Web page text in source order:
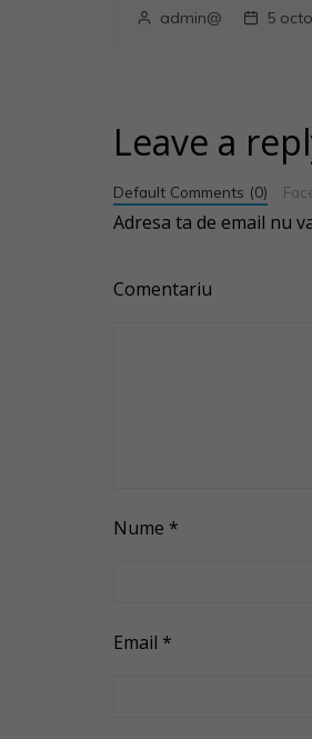
admin@ 5
Leave a
Default Comments (0)
Adresa ta de email nu
Comentariu
Nume *
Email *